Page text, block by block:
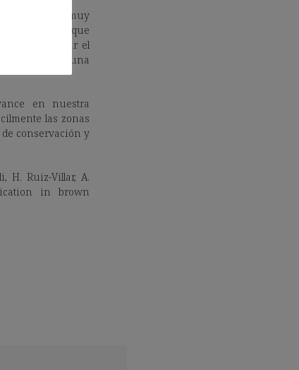
significado muy
apunta a que
de explicitar el
Se trata de una
en nuestra
las zonas
conservación y
H. Ruiz-Villar, A.
in brown